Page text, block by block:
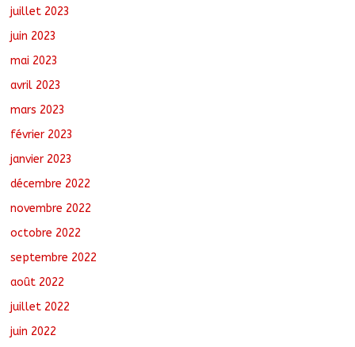
juillet 2023
juin 2023
mai 2023
avril 2023
mars 2023
février 2023
janvier 2023
décembre 2022
novembre 2022
octobre 2022
septembre 2022
août 2022
juillet 2022
juin 2022